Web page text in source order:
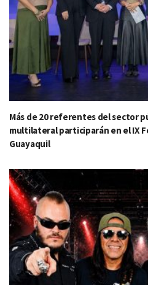
Más de 20 referentes del sector
multilateral participarán en el IX
Guayaquil